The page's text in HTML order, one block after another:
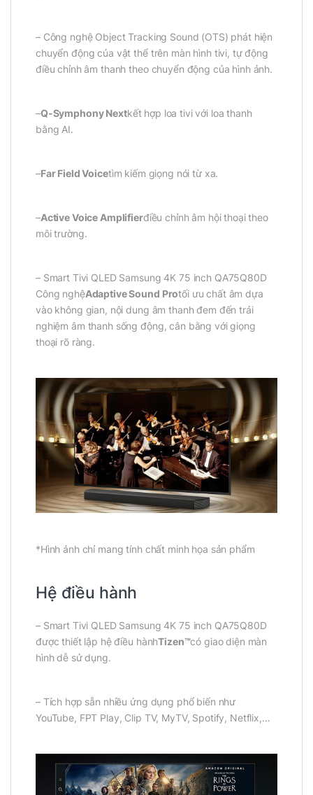
– Công nghệ Object Tracking Sound (OTS) phát hiện
chuyển động của vật thể trên màn hình tivi, tự động
điều chỉnh âm thanh theo chuyển động của hình ảnh.
–Q-Symphony Nextkết hợp loa tivi với loa thanh
bằng AI.
–Far Field Voicetìm kiếm giọng nói từ xa.
–Active Voice Amplifierđiều chỉnh âm hội thoại theo
môi trường.
– Smart Tivi QLED Samsung 4K 75 inch QA75Q80D
Công nghệAdaptive Sound Protối ưu chất âm dựa
vào không gian, nội dung âm thanh đem đến trải
nghiệm âm thanh sống động, cân bằng với giọng
thoại rõ ràng.
*Hình ảnh chỉ mang tính chất minh họa sản phẩm
Hệ điều hành
– Smart Tivi QLED Samsung 4K 75 inch QA75Q80D
được thiết lập hệ điều hànhTizen™có giao diện màn
hình dễ sử dụng.
– Tích hợp sẵn nhiều ứng dụng phổ biến như
YouTube, FPT Play, Clip TV, MyTV, Spotify, Netflix,…